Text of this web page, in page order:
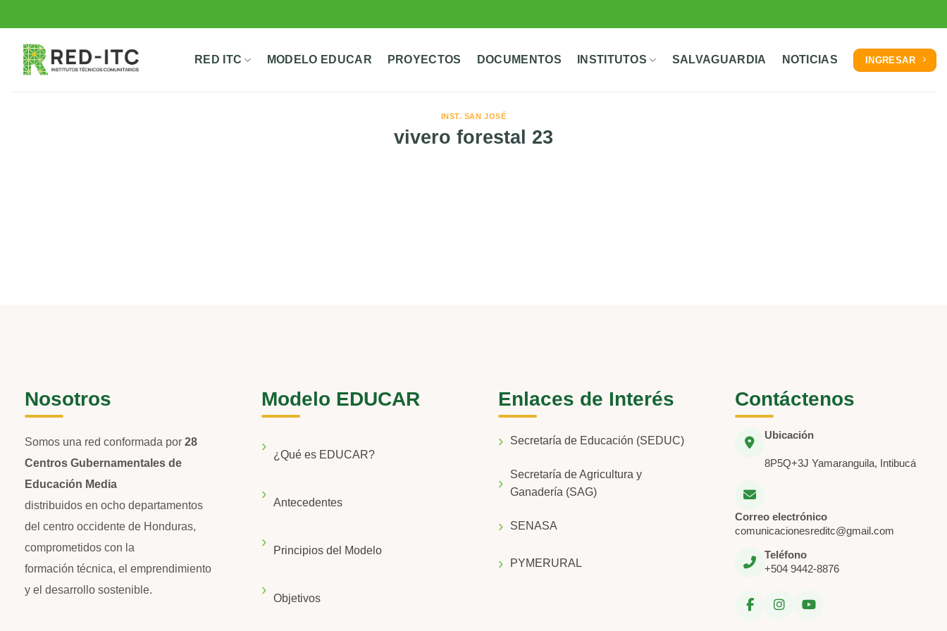
al
contenido
RED ITC
MODELO EDUCAR PROYECTOS DOCUMENTOS INSTITUTOS SALVAGUARDIA NOTICIAS INGRESAR
INST. SAN JOSÉ
vivero forestal 23
Nosotros
Somos una red conformada por 28
Centros Gubernamentales de
Educación Media
distribuidos en ocho departamentos
del centro occidente de Honduras,
comprometidos con la
formación técnica, el emprendimiento
y el desarrollo sostenible.
Modelo EDUCAR
¿Qué es EDUCAR?
Antecedentes
Principios del Modelo
Objetivos
Enlaces de Interés
Secretaría de Educación (SEDUC)
Secretaría de Agricultura y
Ganadería (SAG)
SENASA
PYMERURAL
Contáctenos
Ubicación
8P5Q+3J Yamaranguila, Intibucá
Correo electrónico
comunicacionesreditc@gmail.com
Teléfono
+504 9442-8876